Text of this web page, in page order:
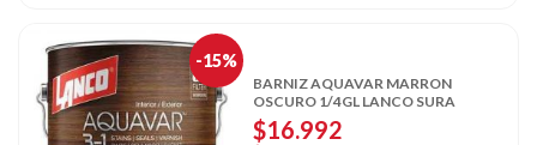
-15%
BARNIZ AQUAVAR MARRON
OSCURO 1/4GL LANCO SURA
$16.992